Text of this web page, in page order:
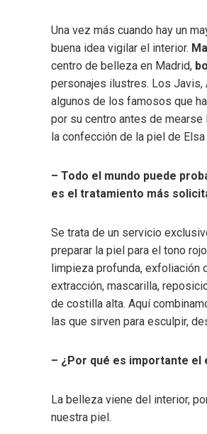
Una vez más cuando hay un
buena idea vigilar el interior.
centro de belleza en Madrid,
personajes ilustres. Los Javis,
algunos de los famosos que
por su centro antes de
la confección de la piel de
– Todo el mundo puede
es el tratamiento más
Se trata de un servicio
preparar la piel para el tono
limpieza profunda, exfoliación
extracción, mascarilla,
de costilla alta. Aquí
las que sirven para esculpir,
– ¿Por qué es importante
La belleza viene del interior,
nuestra piel.